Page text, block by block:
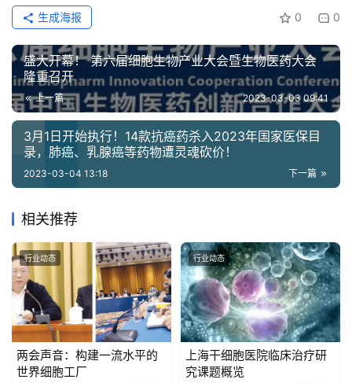
0 0
生成海报
盛大开幕！ 第六届细胞生物产业大会暨生物医药大会
隆重召开
上一篇 2023-03-03 09:41
3月1日开始执行！14款抗癌药杀入2023年国家医保目
录，肺癌、乳腺癌等药物遭灵魂砍价！
下一篇
2023-03-04 13:18
相关推荐
行业动态
两会声音：构建一流水平的
世界细胞工厂
行业动态
上海干细胞医院临床治疗研
究课题概览